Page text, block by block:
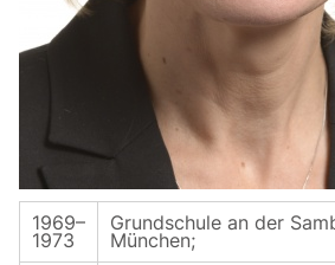
1969–
1973
Grundschule an der
München;